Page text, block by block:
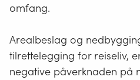
omfang.
Arealbeslag og
tilrettelegging for reiseliv,
negative påverknaden på